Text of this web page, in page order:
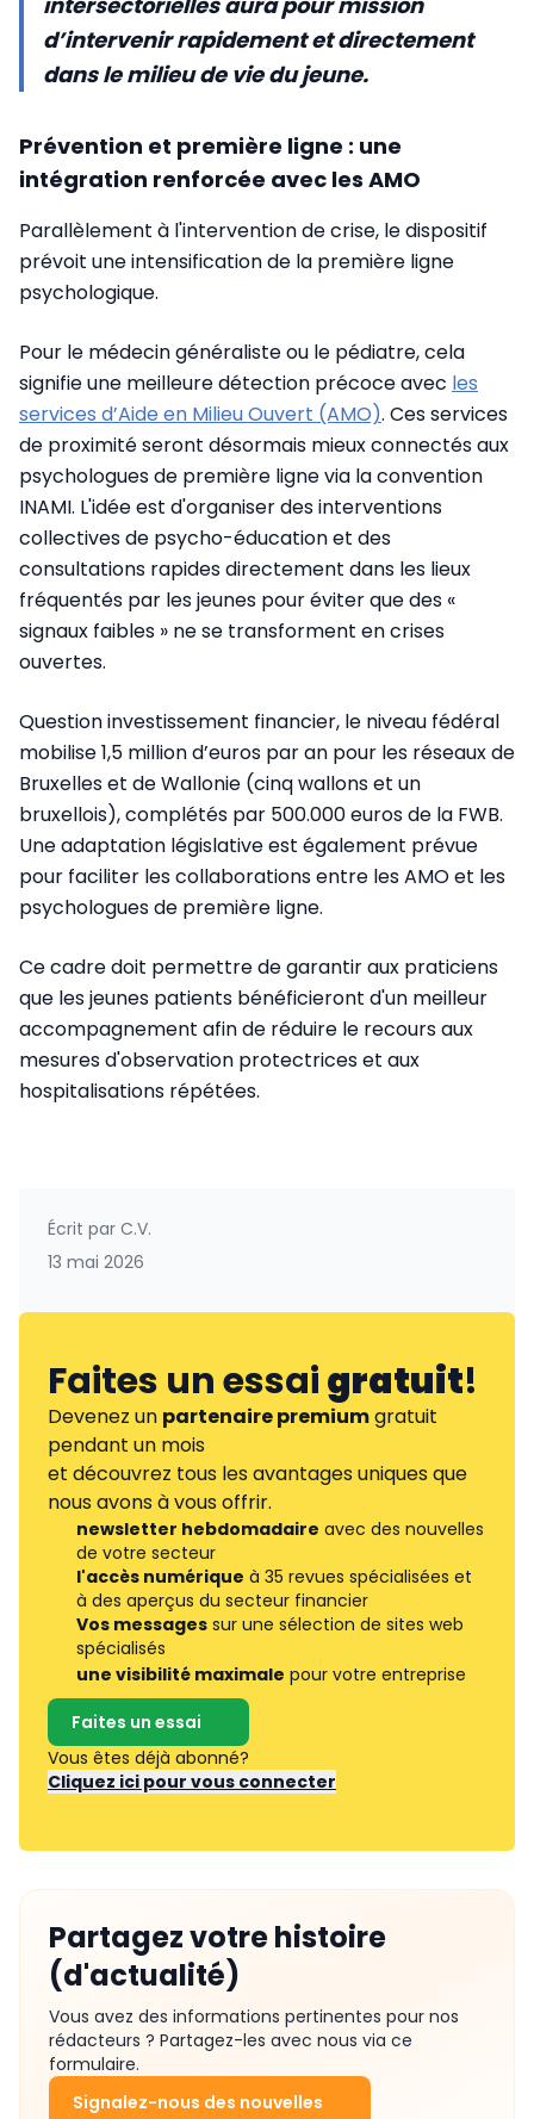
d’intervenir rapidement et directement
dans le milieu de vie du jeune.
Prévention et première ligne : une
intégration renforcée avec les AMO
Parallèlement à l'intervention de crise, le dispositif
prévoit une intensification de la première ligne
psychologique.
Pour le médecin généraliste ou le pédiatre, cela
signifie une meilleure détection précoce avec les
services d’Aide en Milieu Ouvert (AMO). Ces services
de proximité seront désormais mieux connectés aux
psychologues de première ligne via la convention
INAMI. L'idée est d'organiser des interventions
collectives de psycho-éducation et des
consultations rapides directement dans les lieux
fréquentés par les jeunes pour éviter que des «
signaux faibles » ne se transforment en crises
ouvertes.
Question investissement financier, le niveau fédéral
mobilise 1,5 million d’euros par an pour les réseaux de
Bruxelles et de Wallonie (cinq wallons et un
bruxellois), complétés par 500.000 euros de la FWB.
Une adaptation législative est également prévue
pour faciliter les collaborations entre les AMO et les
psychologues de première ligne.
Ce cadre doit permettre de garantir aux praticiens
que les jeunes patients bénéficieront d'un meilleur
accompagnement afin de réduire le recours aux
mesures d'observation protectrices et aux
hospitalisations répétées.
Écrit par C.V.
13 mai 2026
Faites un essaigratuit!
Devenez un partenaire premiumgratuit
pendant un mois
et découvrez tous les avantages uniques que
nous avons à vous offrir.
newsletter hebdomadaire avec des nouvelles
de votre secteur
l'accès numérique à 35 revues spécialisées et
à des aperçus du secteur financier
Vos messages sur une sélection de sites web
spécialisés
une visibilité maximale pour votre entreprise
Faites un essai
Vous êtes déjà abonné?
Cliquez ici pour vous connecter
Partagez votre histoire
(d'actualité)
Vous avez des informations pertinentes pour nos
rédacteurs ? Partagez-les avec nous via ce
formulaire.
Signalez-nous des nouvelles